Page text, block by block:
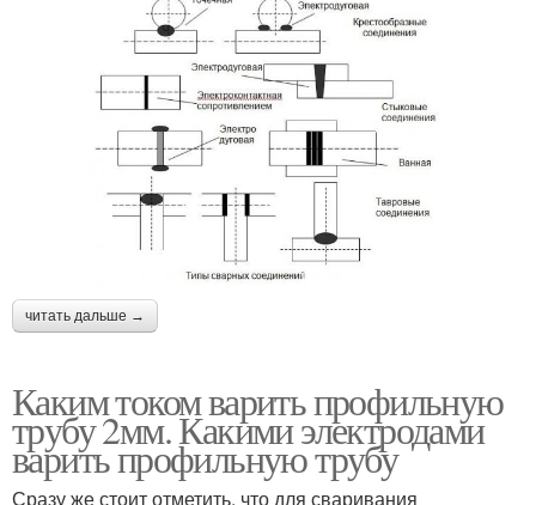
читать дальше →
Каким током варить профильную
трубу 2мм. Какими электродами
варить профильную трубу
Сразу же стоит отметить, что для сваривания